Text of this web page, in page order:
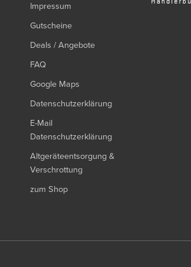
Impressum
Gutscheine
Deals / Angebote
FAQ
Google Maps
Datenschutzerklärung
E-Mail
Datenschutzerklärung
Altgeräteentsorgung &
Verschrottung
zum Shop